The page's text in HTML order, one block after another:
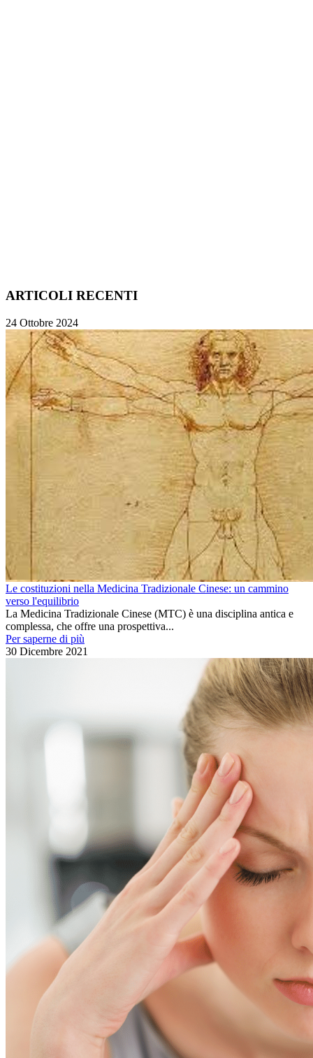
ARTICOLI RECENTI
24 Ottobre 2024
Le costituzioni nella Medicina Tradizionale Cinese: un cammino
verso l'equilibrio
La Medicina Tradizionale Cinese (MTC) è una disciplina antica e
complessa, che offre una prospettiva...
Per saperne di più
30 Dicembre 2021